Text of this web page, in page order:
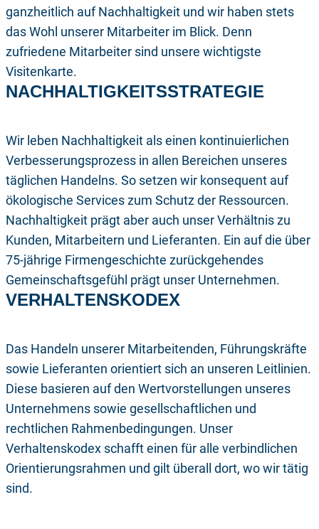
ganzheitlich auf Nachhaltigkeit und wir haben stets
das Wohl unserer Mitarbeiter im Blick. Denn
zufriedene Mitarbeiter sind unsere wichtigste
Visitenkarte.
NACHHALTIGKEITS­STRATEGIE
Wir leben Nachhaltigkeit als einen kontinuierlichen
Verbesserungsprozess in allen Bereichen unseres
täglichen Handelns. So setzen wir konsequent auf
ökologische Services zum Schutz der Ressourcen.
Nachhaltigkeit prägt aber auch unser Verhältnis zu
Kunden, Mitarbeitern und Lieferanten. Ein auf die über
75-jährige Firmengeschichte zurückgehendes
Gemeinschaftsgefühl prägt unser Unternehmen.
VERHALTENS­KODEX
Das Handeln unserer Mitarbeitenden, Führungskräfte
sowie Lieferanten orientiert sich an unseren Leitlinien.
Diese basieren auf den Wertvorstellungen unseres
Unternehmens sowie gesellschaftlichen und
rechtlichen Rahmenbedingungen. Unser
Verhaltenskodex schafft einen für alle verbindlichen
Orientierungsrahmen und gilt überall dort, wo wir tätig
sind.